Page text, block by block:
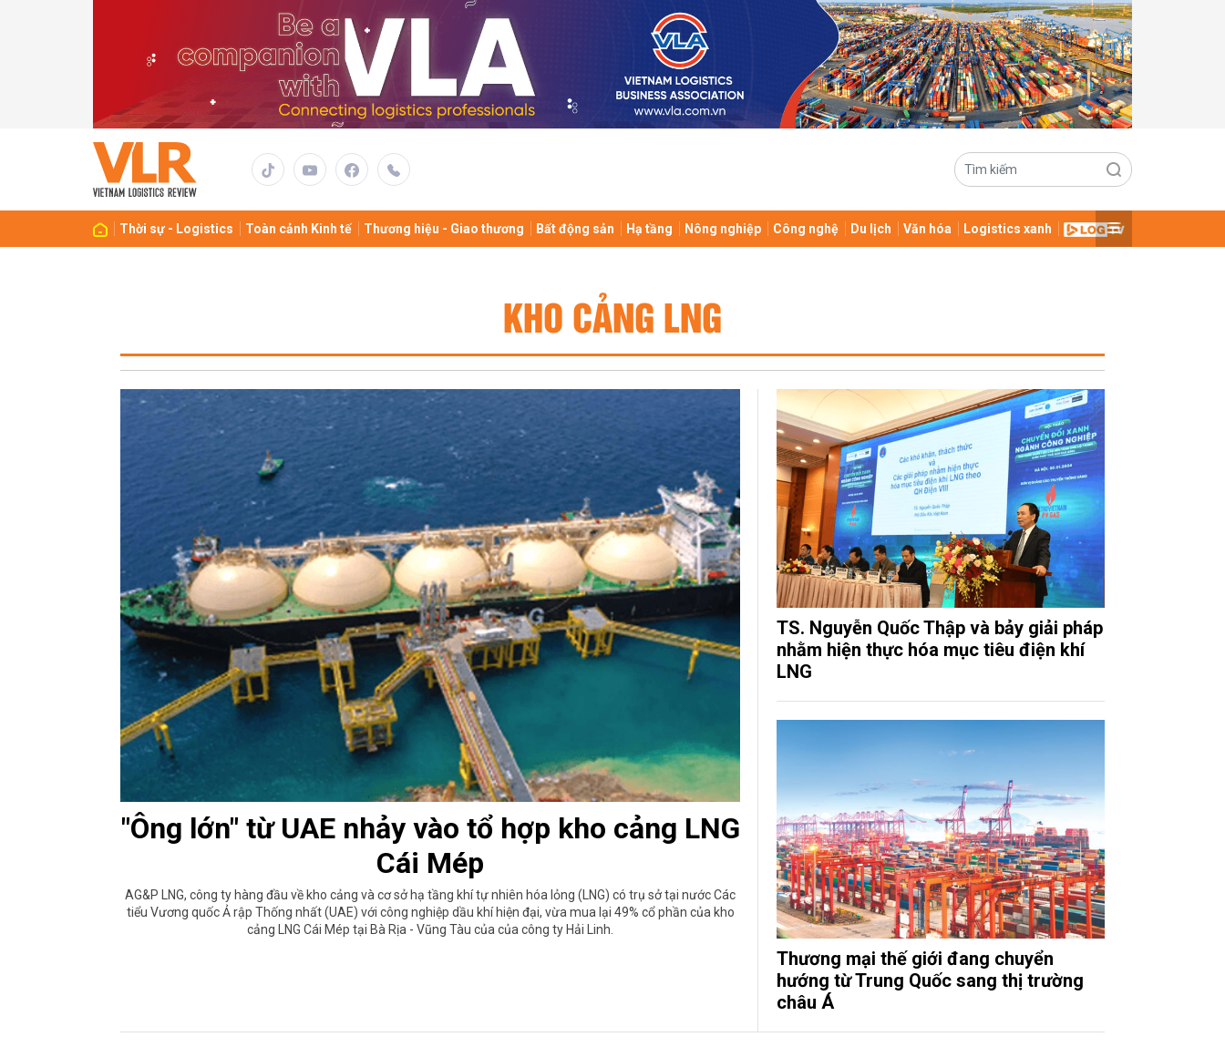
Thời sự - Logistics Toàn cảnh Kinh tế Thương hiệu - Giao thương Bất động sản Hạ tầng Nông nghiệp Công nghệ Du lịch Văn hóa Logistics xanh
KHO CẢNG LNG
"Ông lớn" từ UAE nhảy vào tổ hợp kho cảng LNG
Cái Mép
AG&P LNG, công ty hàng đầu về kho cảng và cơ sở hạ tầng khí tự nhiên hóa lỏng (LNG) có trụ sở tại nước Các
tiểu Vương quốc Ả rập Thống nhất (UAE) với công nghiệp dầu khí hiện đại, vừa mua lại 49% cổ phần của kho
cảng LNG Cái Mép tại Bà Rịa - Vũng Tàu của của công ty Hải Linh.
TS. Nguyễn Quốc Thập và bảy giải pháp
nhằm hiện thực hóa mục tiêu điện khí
LNG
Thương mại thế giới đang chuyển
hướng từ Trung Quốc sang thị trường
châu Á